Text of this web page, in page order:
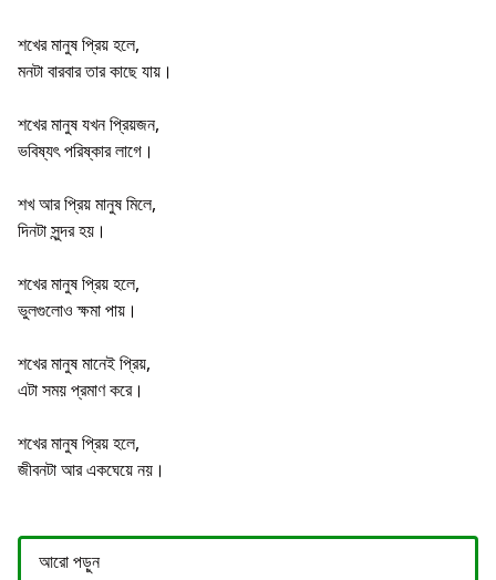
শখের মানুষ প্রিয় হলে,
মনটা বারবার তার কাছে যায়।
শখের মানুষ যখন প্রিয়জন,
ভবিষ্যৎ পরিষ্কার লাগে।
শখ আর প্রিয় মানুষ মিলে,
দিনটা সুন্দর হয়।
শখের মানুষ প্রিয় হলে,
ভুলগুলোও ক্ষমা পায়।
শখের মানুষ মানেই প্রিয়,
এটা সময় প্রমাণ করে।
শখের মানুষ প্রিয় হলে,
জীবনটা আর একঘেয়ে নয়।
আরো পড়ুন